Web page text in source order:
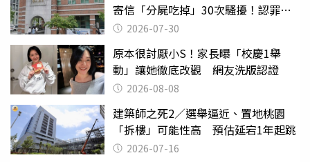
寄信「分屍吃掉」30次騷擾！認罪免
關 2026-07-30
原本很討厭小S！家長曝「校慶1舉
動」讓她徹底改觀 網友洗版認證
2026-08-08
建築師之死2／選舉逼近、置地桃園
「拆樓」可能性高 預估延宕1年起跳
2026-07-16